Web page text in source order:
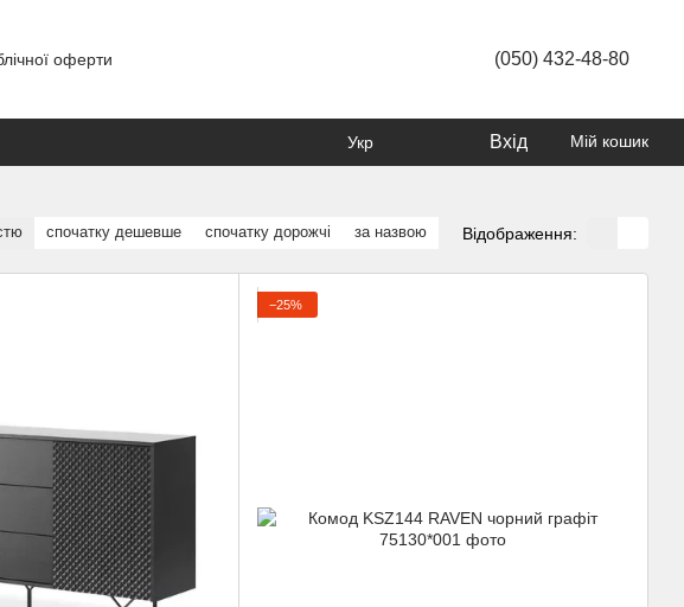
оферти (050) 432-48-80
Укр Вхід Мій кошик
спочатку дешевше спочатку дорожчі за назвою Відображення:
−25%